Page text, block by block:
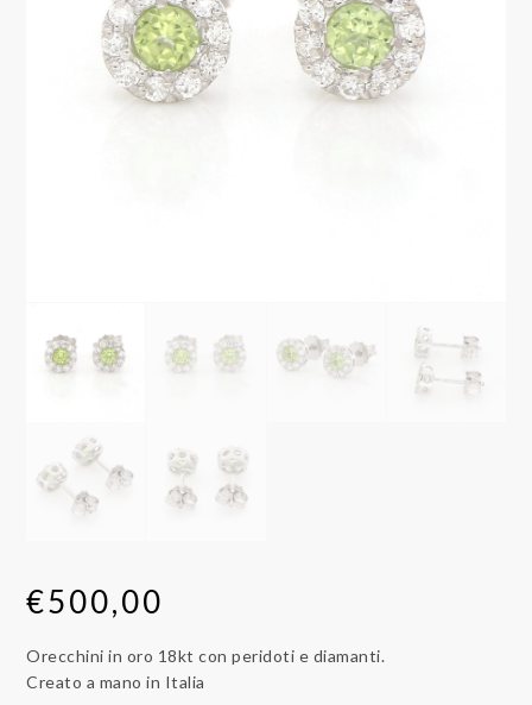
€500,00
Orecchini in oro 18kt con peridoti e diamanti.
Creato a mano in Italia